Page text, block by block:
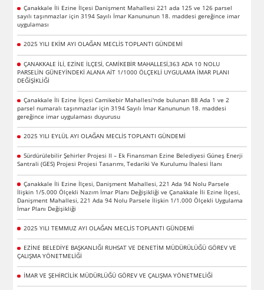
Çanakkale İli Ezine İlçesi Danişment Mahallesi 221 ada 125 ve 126 parsel
sayılı taşınmazlar için 3194 Sayılı İmar Kanununun 18. maddesi gereğince imar
uygulaması
2025 YILI EKİM AYI OLAĞAN MECLİS TOPLANTI GÜNDEMİ
ÇANAKKALE İLİ, EZİNE İLÇESİ, CAMİKEBİR MAHALLESİ,363 ADA 10 NOLU
PARSELİN GÜNEYİNDEKİ ALANA AİT 1/1000 ÖLÇEKLİ UYGULAMA İMAR PLANI
DEĞİŞİKLİĞİ
Çanakkale İli Ezine İlçesi Camikebir Mahallesi'nde bulunan 88 Ada 1 ve 2
parsel numaralı taşınmazlar için 3194 Sayılı İmar Kanununun 18. maddesi
gereğince imar uygulaması duyurusu
2025 YILI EYLÜL AYI OLAĞAN MECLİS TOPLANTI GÜNDEMİ
Sürdürülebilir Şehirler Projesi II – Ek Finansman Ezine Belediyesi Güneş Enerji
Santrali (GES) Projesi Projesi Tasarımı, Tedariki Ve Kurulumu İhalesi İlanı
Çanakkale İli Ezine İlçesi, Danişment Mahallesi, 221 Ada 94 Nolu Parsele
İlişkin 1/5.000 Ölçekli Nazım İmar Planı Değişikliği ve Çanakkale İli Ezine İlçesi,
Danişment Mahallesi, 221 Ada 94 Nolu Parsele İlişkin 1/1.000 Ölçekli Uygulama
İmar Planı Değişikliği
2025 YILI TEMMUZ AYI OLAĞAN MECLİS TOPLANTI GÜNDEMİ
EZİNE BELEDİYE BAŞKANLIĞI RUHSAT VE DENETİM MÜDÜRÜLÜĞÜ GÖREV VE
ÇALIŞMA YÖNETMELİĞİ
İMAR VE ŞEHİRCİLİK MÜDÜRLÜĞÜ GÖREV VE ÇALIŞMA YÖNETMELİĞİ